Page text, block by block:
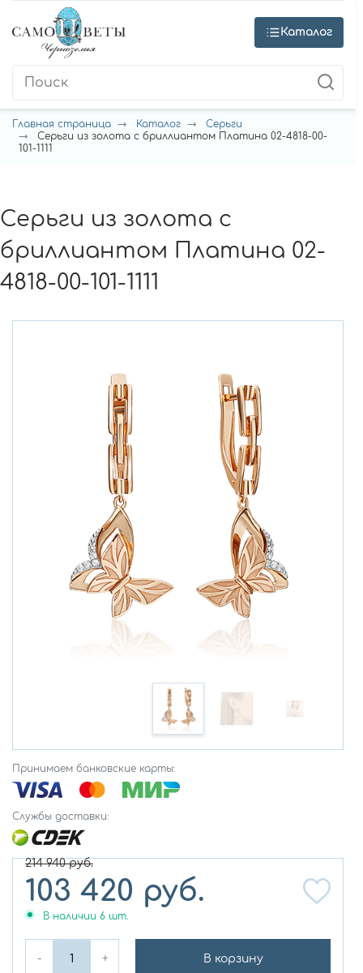
Каталог
Главная страница Каталог
Серьги
Серьги из золота с бриллиантом Платина 02-4818-00-
101-1111
Серьги из золота с
бриллиантом Платина 02-
4818-00-101-1111
Принимаем банковские карты:
Службы доставки:
214 940руб.
103 420 руб.
В наличии 6 шт.
- + В корзину